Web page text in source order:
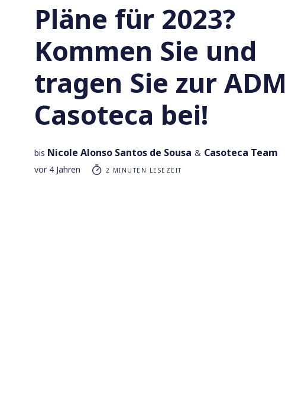
Pläne für 2023?
Kommen Sie und
tragen Sie zur ADM
Casoteca bei!
bis Nicole Alonso Santos de Sousa & Casoteca Team
vor 4 Jahren 2 MINUTEN LESEZEIT